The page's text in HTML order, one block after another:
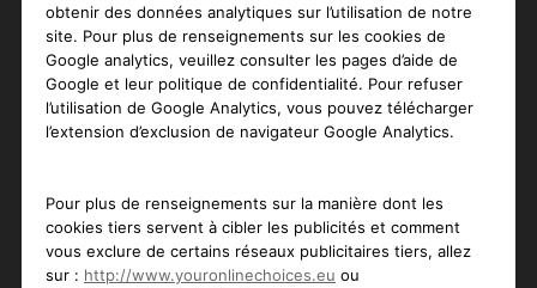
obtenir des données analytiques sur l’utilisation de notre
site. Pour plus de renseignements sur les cookies de
Google analytics, veuillez consulter les pages d’aide de
Google et leur politique de confidentialité. Pour refuser
l’utilisation de Google Analytics, vous pouvez télécharger
l’extension d’exclusion de navigateur Google Analytics.
Pour plus de renseignements sur la manière dont les
cookies tiers servent à cibler les publicités et comment
vous exclure de certains réseaux publicitaires tiers, allez
sur : http://www.youronlinechoices.eu ou